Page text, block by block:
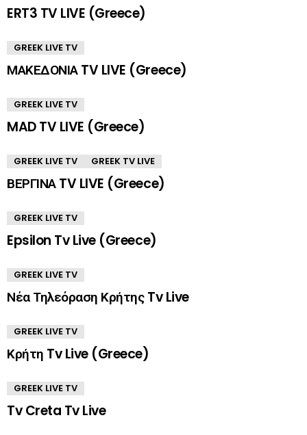
ERT3 TV LIVE (Greece)
GREEK LIVE TV
ΜΑΚΕΔΟΝΙΑ TV LIVE (Greece)
GREEK LIVE TV
MAD TV LIVE (Greece)
GREEK LIVE TV GREEK TV LIVE
ΒΕΡΓΙΝΑ TV LIVE (Greece)
GREEK LIVE TV
Epsilon Tv Live (Greece)
GREEK LIVE TV
Νέα Τηλεόραση Κρήτης Tv Live
GREEK LIVE TV
Κρήτη Tv Live (Greece)
GREEK LIVE TV
Tv Creta Tv Live